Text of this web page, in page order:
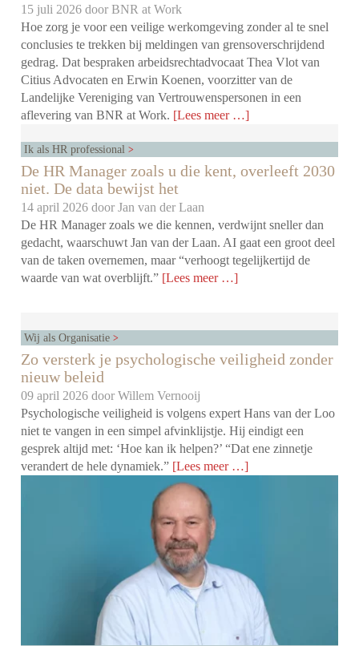
15 juli 2026 doorBNR at Work
Hoe zorg je voor een veilige werkomgeving zonder al te snel
conclusies te trekken bij meldingen van grensoverschrijdend
gedrag. Dat bespraken arbeidsrechtadvocaat Thea Vlot van
Citius Advocaten en Erwin Koenen, voorzitter van de
Landelijke Vereniging van Vertrouwenspersonen in een
aflevering van BNR at Work. [Lees meer …]
Ik als HR professional
De HR Manager zoals u die kent, overleeft 2030
niet. De data bewijst het
14 april 2026 doorJan van der Laan
De HR Manager zoals we die kennen, verdwijnt sneller dan
gedacht, waarschuwt Jan van der Laan. AI gaat een groot deel
van de taken overnemen, maar “verhoogt tegelijkertijd de
waarde van wat overblijft.” [Lees meer …]
Wij als Organisatie
Zo versterk je psychologische veiligheid zonder
nieuw beleid
09 april 2026 doorWillem Vernooij
Psychologische veiligheid is volgens expert Hans van der Loo
niet te vangen in een simpel afvinklijstje. Hij eindigt een
gesprek altijd met: ‘Hoe kan ik helpen?’ “Dat ene zinnetje
verandert de hele dynamiek.” [Lees meer …]